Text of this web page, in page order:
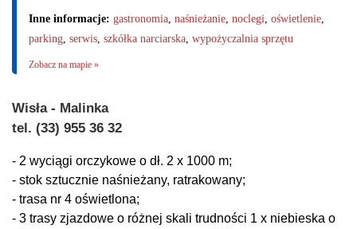
Inne informacje: gastronomia naśnieżanie noclegi oświetlenie
parking serwis szkółka narciarska wypożyczalnia sprzętu
Zobacz na mapie »
Wisła - Malinka
tel. (33) 955 36 32
- 2 wyciągi orczykowe o dł. 2 x 1000 m;
- stok sztucznie naśnieżany, ratrakowany;
- trasa nr 4 oświetlona;
- 3 trasy zjazdowe o różnej skali trudności 1 x niebieska o